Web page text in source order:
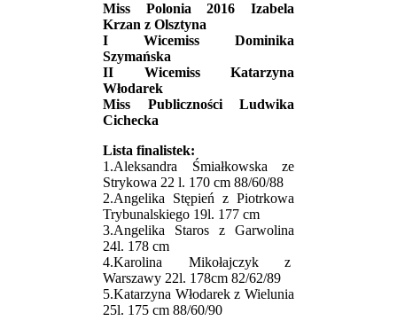
Miss Polonia 2016 Izabela
Krzan z Olsztyna
I Wicemiss Dominika
Szymańska
II Wicemiss Katarzyna
Włodarek
Miss Publiczności Ludwika
Cichecka
Lista finalistek:
1.Aleksandra Śmiałkowska ze
Strykowa 22 l. 170 cm 88/60/88
2.Angelika Stępień z Piotrkowa
Trybunalskiego 19l. 177 cm
3.Angelika Staros z Garwolina
24l. 178 cm
4.Karolina Mikołajczyk z
Warszawy 22l. 178cm 82/62/89
5.Katarzyna Włodarek z Wielunia
25l. 175 cm 88/60/90